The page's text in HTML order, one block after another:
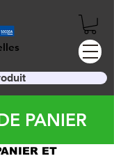
PANIER
ET